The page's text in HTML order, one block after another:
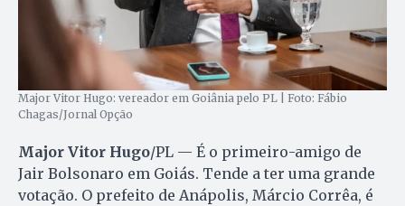
Major Vitor Hugo: vereador em Goiânia pelo PL | Foto: Fábio
Chagas/Jornal Opção
Major Vitor Hugo/PL — É o primeiro-amigo de
Jair Bolsonaro em Goiás. Tende a ter uma grande
votação. O prefeito de Anápolis, Márcio Corrêa, é